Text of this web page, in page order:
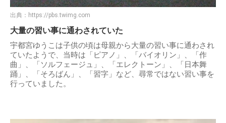
出典： https://pbs.twimg.com
大量の習い事に通わされていた
宇都宮ゆうこは子供の頃は母親から大量の習い事に通わされ
ていたようで、当時は「ピアノ」、「バイオリン」、「作
曲」、「ソルフェージュ」、「エレクトーン」、「日本舞
踊」、「そろばん」、「習字」など、尋常ではない習い事を
行っていました。